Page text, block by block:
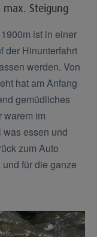
max. Steigung
ist in einer
der Hinunterfahrt
werden. Von
hat am Anfang
gemüdliches
warem im
essen und
zum Auto
für die ganze